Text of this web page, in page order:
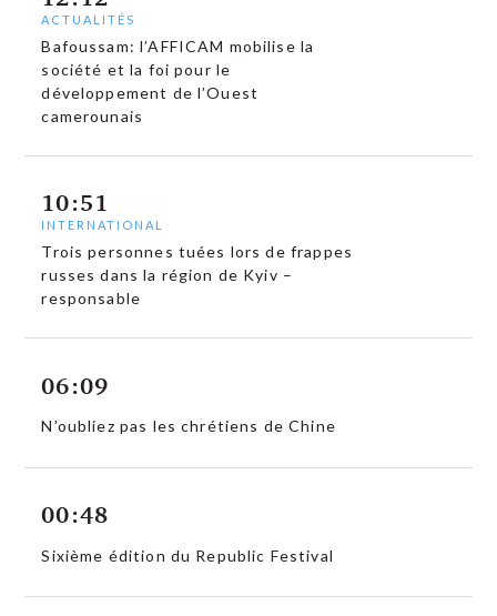
ACTUALITÉS
Bafoussam: l’AFFICAM mobilise la
société et la foi pour le
développement de l’Ouest
camerounais
10:51
INTERNATIONAL
Trois personnes tuées lors de frappes
russes dans la région de Kyiv –
responsable
06:09
N’oubliez pas les chrétiens de Chine
00:48
Sixième édition du Republic Festival